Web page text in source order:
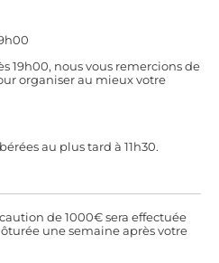
19h00, nous vous remercions de
organiser au mieux votre
au plus tard à 11h30.
de 1000€ sera effectuée
une semaine après votre